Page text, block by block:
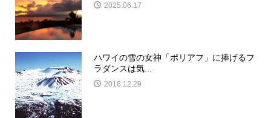
2025.06.17
ハワイの雪の女神「ポリアフ」に捧げるフ
ラダンスは気...
2016.12.29